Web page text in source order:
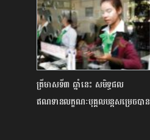
ត្រីមាសទី៣ ឆ្នាំនេះ សមិទ្ធផល
ឥណទានលក្ខណៈបុគ្គល​បន្តសម្រេចបាន​